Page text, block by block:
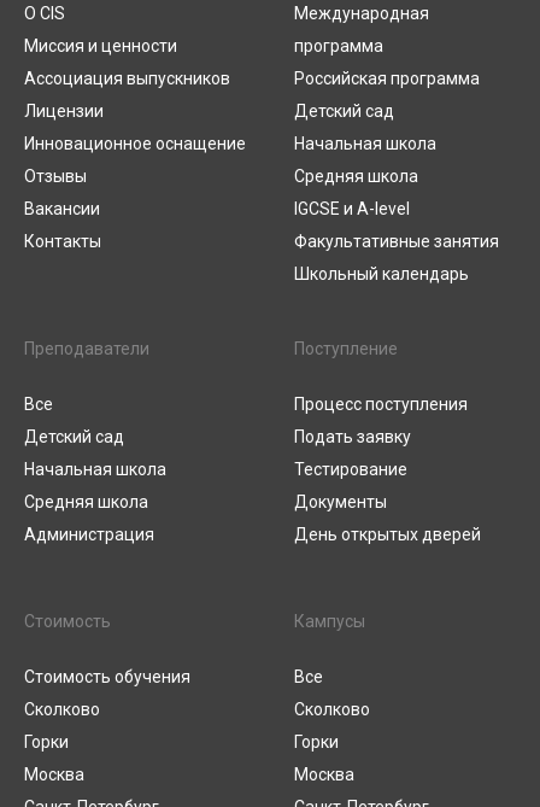
О CIS
Миссия и ценности
Ассоциация выпускников
Лицензии
Инновационное оснащение
Отзывы
Вакансии
Контакты
Международная
программа
Российская программа
Детский сад
Начальная школа
Средняя школа
IGCSE и A-level
Факультативные занятия
Школьный календарь
Преподаватели
Все
Детский сад
Начальная школа
Средняя школа
Администрация
Поступление
Процесс поступления
Подать заявку
Тестирование
Документы
День открытых дверей
Стоимость
Стоимость обучения
Сколково
Горки
Москва
Кампусы
Все
Сколково
Горки
Москва